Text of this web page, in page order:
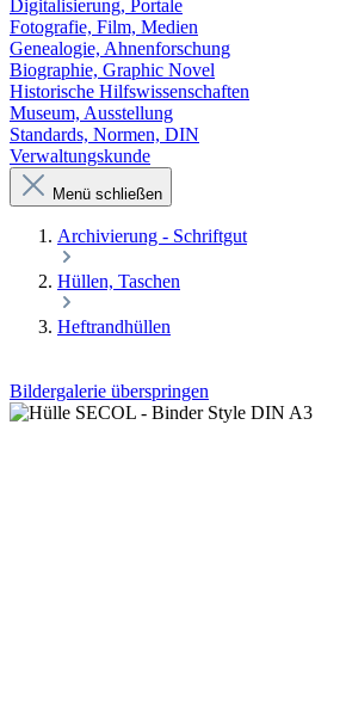
Digitalisierung, Portale
Fotografie, Film, Medien
Genealogie, Ahnenforschung
Biographie, Graphic Novel
Historische Hilfswissenschaften
Museum, Ausstellung
Standards, Normen, DIN
Verwaltungskunde
Menü schließen
Archivierung - Schriftgut
Hüllen, Taschen
Heftrandhüllen
Bildergalerie überspringen